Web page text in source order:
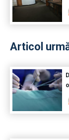
Articol